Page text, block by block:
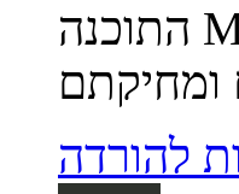
התוכנה Malware Cleaner מאפשרת סריקת המחשב לאיתור
להורדה